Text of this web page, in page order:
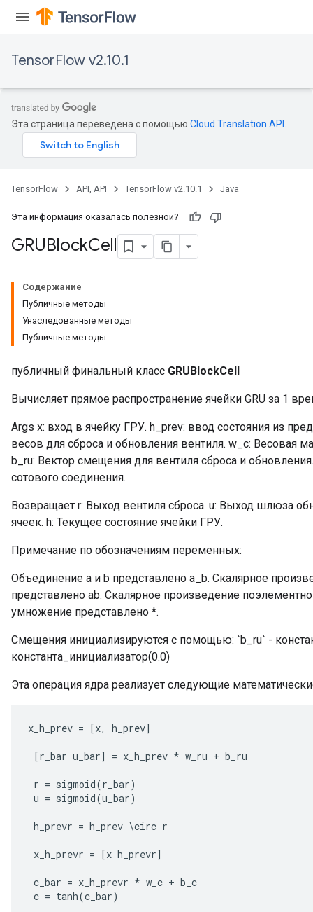
TensorFlow v2.10.1
Эта страница переведена с помощью Cloud Translation API
TensorFlow API, API TensorFlow v2.10.1 Java
Эта информация оказалась полезной?
GRUBlockCell
Содержание
Публичные методы
Унаследованные методы
Публичные методы
публичный финальный класс GRUBlockCell
Вычисляет прямое распространение ячейки GRU за 1
Args x: вход в ячейку ГРУ. h_prev: ввод состояния из
весов для сброса и обновления вентиля. w_c: Весовая
b_ru: Вектор смещения для вентиля сброса и
сотового соединения.
Возвращает r: Выход вентиля сброса. u: Выход шлюза
ячеек. h: Текущее состояние ячейки ГРУ.
Примечание по обозначениям переменных:
Объединение a и b представлено a_b. Скалярное
представлено ab. Скалярное произведение
умножение представлено *.
Смещения инициализируются с помощью: `b_ru` -
константа_инициализатор(0.0)
Эта операция ядра реализует следующие
x_h_prev = [x, h_prev]
[r_bar u_bar] = x_h_prev * w_ru + b_ru
r = sigmoid(r_bar)
u = sigmoid(u_bar)
h_prevr = h_prev \circ r
x_h_prevr = [x h_prevr]
c_bar = x_h_prevr * w_c + b_c
c = tanh(c_bar)